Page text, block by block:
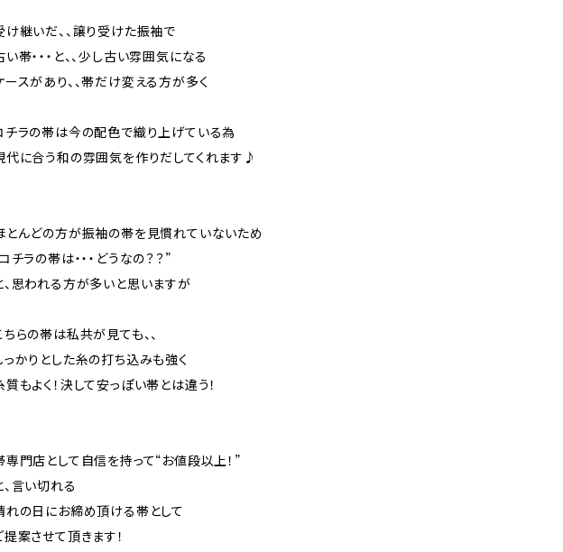
け継いだ、、譲り受けた振袖で
い帯・・・と、、少し古い雰囲気になる
ースがあり、、帯だけ変える方が多く
チラの帯は今の配色で織り上げている為
代に合う和の雰囲気を作りだしてくれます♪
とんどの方が振袖の帯を見慣れていないため
チラの帯は・・・どうなの？？”
、思われる方が多いと思いますが
ちらの帯は私共が見ても、、
っかりとした糸の打ち込みも強く
質もよく！決して安っぽい帯とは違う！
専門店として自信を持って“お値段以上！”
、言い切れる
れの日にお締め頂ける帯として
提案させて頂きます！